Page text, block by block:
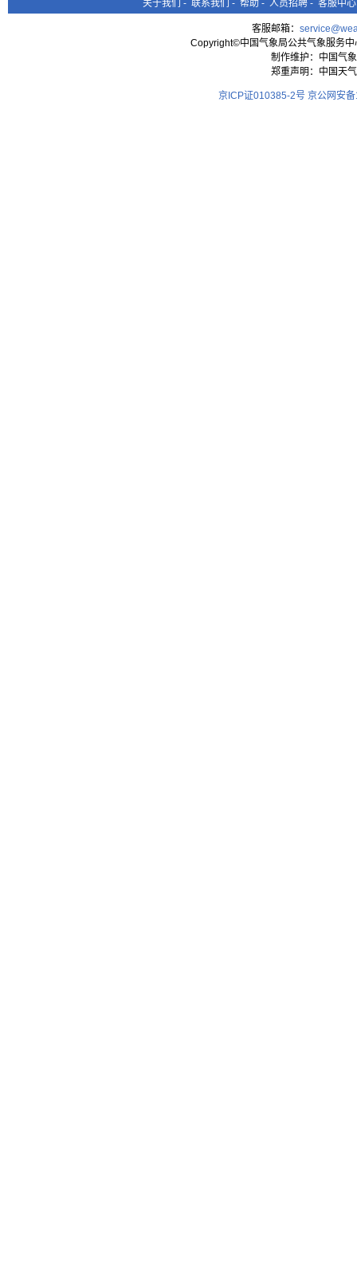
关于我们 - 联系我们 - 帮助 - 人员招聘 - 客服中心
客服邮箱：
Copyright©中国气象局公共气象服务
制作维护：中国气
郑重声明：中国天
京ICP证010385-2号 京公网安